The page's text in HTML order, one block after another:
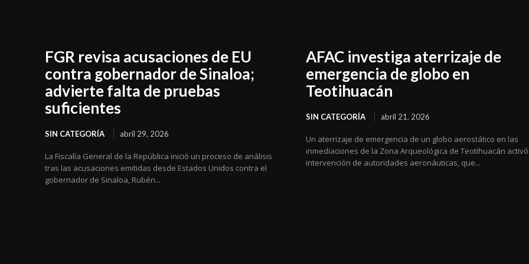
FGR revisa acusaciones de EU
contra gobernador de Sinaloa;
advierte falta de pruebas
suficientes
SIN CATEGORÍA abril 29, 2026
La Fiscalía General de la República inició un proceso de análisis
tras las acusaciones emitidas desde Estados Unidos contra el
gobernador de Sinaloa, Rubén...
AFAC investiga aterrizaje de
emergencia de globo en
Teotihuacán
SIN CATEGORÍA abril 21, 2026
Un aterrizaje de emergencia de un globo aerostático en las
inmediaciones de la Zona Arqueológica de Teotihuacán
intervención de autoridades aeronáuticas, que...